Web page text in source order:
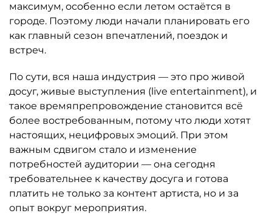
максимум, особенно если летом остаётся в
городе. Поэтому люди начали планировать его
как главный сезон впечатлений, поездок и
встреч.
По сути, вся наша индустрия — это про живой
досуг, живые выступления (live entertainment), и
такое времяпрепровождение становится всё
более востребованным, потому что люди хотят
настоящих, нецифровых эмоций. При этом
важным сдвигом стало и изменение
потребностей аудитории — она сегодня
требовательнее к качеству досуга и готова
платить не только за контент артиста, но и за
опыт вокруг мероприятия.